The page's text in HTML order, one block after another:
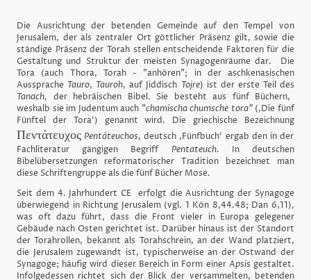
Die Ausrichtung der betenden Gemeinde auf den Tempel von
Jerusalem, der als zentraler Ort göttlicher Präsenz gilt, sowie die
ständige Präsenz der Torah stellen entscheidende Faktoren für die
Gestaltung und Struktur der meisten Synagogenräume dar. Die
Tora (auch Thora, Torah - "anhören"; in der aschkenasischen
Aussprache Tauro, Tauroh, auf Jiddisch Tojre) ist der erste Teil des
Tanach, der hebräischen Bibel. Sie besteht aus fünf Büchern,
weshalb sie im Judentum auch "chamischa chumsche tora" (‚Die fünf
Fünftel der Tora‘) genannt wird. Die griechische Bezeichnung
Πεντάτευχος Pentáteuchos, deutsch ‚Fünfbuch‘ ergab den in der
Fachliteratur gängigen Begriff
Pentateuch. In deutschen
Bibelübersetzungen reformatorischer Tradition bezeichnet man
diese Schriftengruppe als die fünf Bücher Mose.
Seit dem 4. Jahrhundert CE erfolgt die Ausrichtung der Synagoge
überwiegend in Richtung Jerusalem (vgl. 1 Kön 8,44.48; Dan 6,11),
was oft dazu führt, dass die Front vieler in Europa gelegener
Gebäude nach Osten gerichtet ist. Darüber hinaus ist der Standort
der Torahrollen, bekannt als Torahschrein, an der Wand platziert,
die Jerusalem zugewandt ist, typischerweise an der Ostwand der
Synagoge; häufig wird dieser Bereich in Form einerApsis gestaltet.
Infolgedessen richtet sich der Blick der versammelten, betenden